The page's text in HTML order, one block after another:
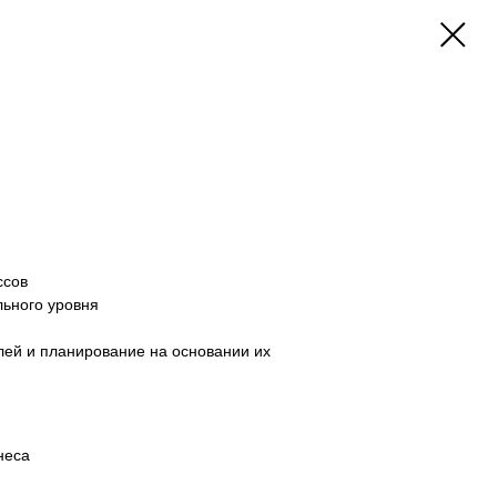
уровня
и планирование на основании их